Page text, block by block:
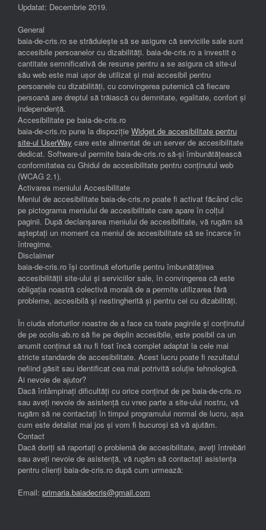
Updatat: Decembrie 2019.
General
baia-de-cris.ro se străduiește să se asigure că serviciile sale sunt
accesibile persoanelor cu dizabilități. baia-de-cris.ro a investit o
cantitate semnificativă de resurse pentru a se asigura că site-ul
său web este mai ușor de utilizat și mai accesibil pentru
persoanele cu dizabilități, cu convingerea puternică că fiecare
persoană are dreptul să trăiască cu demnitate, egalitate, confort și
independenţă.
Accesibilitate pe baia-de-cris.ro
baia-de-cris.ro pune la dispoziție Widget de accesibilitate pentru
site-ul UserWay care este alimentat de un server de accesibilitate
dedicat. Software-ul permite baia-de-cris.ro să-și îmbunătățească
conformitatea cu Ghidul de accesibilitate pentru conținutul web
(WCAG 2.1).
Activarea meniului Accesibilitate
Meniul de accesibilitate baia-de-cris.ro poate fi activat făcând clic
pe pictograma meniului de accesibilitate care apare în colțul
paginii. După declanșarea meniului de accesibilitate, vă rugăm să
așteptați un moment ca meniul de accesibilitate să se încarce în
întregime.
Disclaimer
baia-de-cris.ro își continuă eforturile pentru îmbunătățirea
accesibilității site-ului și serviciilor sale, în convingerea că este
obligația noastră colectivă morală de a permite utilizarea fără
probleme, accesibilă și nestingherită și pentru cei cu dizabilități.
În ciuda eforturilor noastre de a face ca toate paginile și conținutul
de pe ocolis-ab.ro să fie pe deplin accesibile, este posibil ca un
anumit conținut să nu fi fost încă complet adaptat la cele mai
stricte standarde de accesibilitate. Acest lucru poate fi rezultatul
nefiind găsit sau identificat cea mai potrivită soluție tehnologică.
Ai nevoie de ajutor?
Dacă întâmpinați dificultăți cu orice conținut de pe baia-de-cris.ro
sau aveți nevoie de asistență cu vreo parte a site-ului nostru, vă
rugăm să ne contactați în timpul programului normal de lucru, așa
cum este detaliat mai jos și vom fi bucuroși să vă ajutăm.
Contact
Dacă doriți să raportați o problemă de accesibilitate, aveți întrebări
sau aveți nevoie de asistență, vă rugăm să contactați asistența
pentru clienți baia-de-cris.ro după cum urmează:
Email: primaria.baiadecris@gmail.com